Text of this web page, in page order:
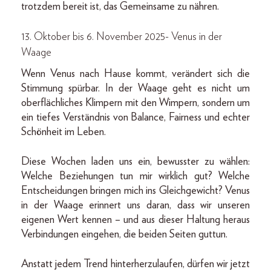
trotzdem bereit ist, das Gemeinsame zu nähren.
13. Oktober bis 6. November 2025- Venus in der
Waage
Wenn Venus nach Hause kommt, verändert sich die
Stimmung spürbar. In der Waage geht es nicht um
oberflächliches Klimpern mit den Wimpern, sondern um
ein tiefes Verständnis von Balance, Fairness und echter
Schönheit im Leben.
Diese Wochen laden uns ein, bewusster zu wählen:
Welche Beziehungen tun mir wirklich gut? Welche
Entscheidungen bringen mich ins Gleichgewicht? Venus
in der Waage erinnert uns daran, dass wir unseren
eigenen Wert kennen – und aus dieser Haltung heraus
Verbindungen eingehen, die beiden Seiten guttun.
Anstatt jedem Trend hinterherzulaufen, dürfen wir jetzt